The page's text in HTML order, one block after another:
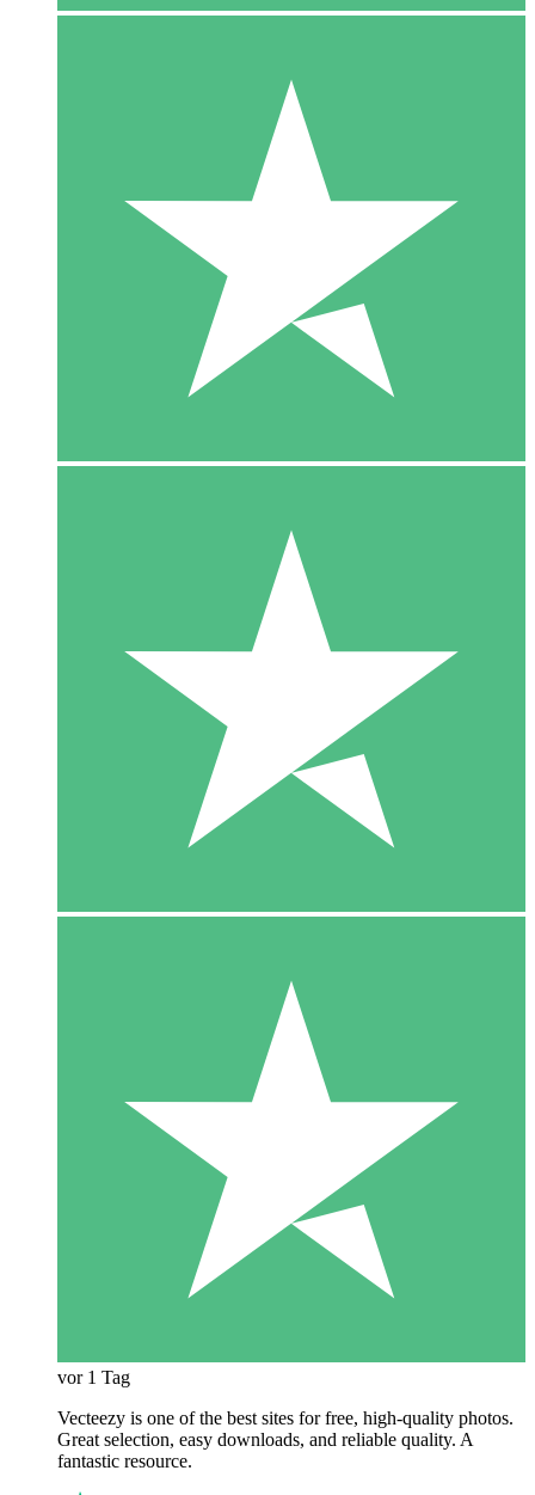
vor 1 Tag
Vecteezy is one of the best sites for free, high‑quality photos.
Great selection, easy downloads, and reliable quality. A
fantastic resource.